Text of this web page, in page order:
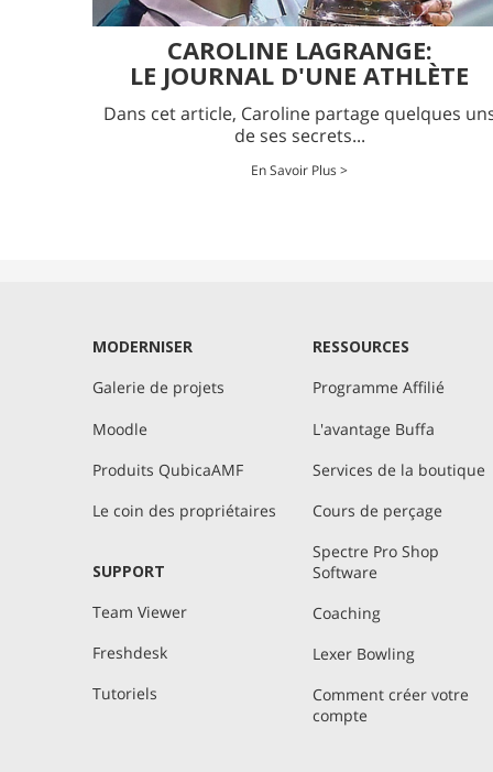
CAROLINE LAGRANGE:
LE JOURNAL D'UNE ATHLÈTE
Dans cet article, Caroline partage quelques
de ses secrets...
En Savoir Plus >
MODERNISER
Galerie de projets
Moodle
Produits QubicaAMF
Le coin des propriétaires
SUPPORT
Team Viewer
Freshdesk
Tutoriels
RESSOURCES
Programme Affilié
L'avantage Buffa
Services de la boutique
Cours de perçage
Spectre Pro Shop
Software
Coaching
Lexer Bowling
Comment créer votre
compte